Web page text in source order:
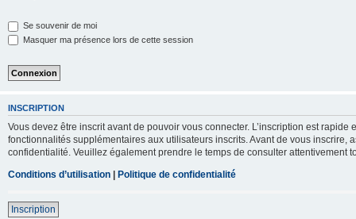
Se souvenir de moi
Masquer ma présence lors de cette session
INSCRIPTION
Vous devez être inscrit avant de pouvoir vous connecter. L’inscription est
fonctionnalités supplémentaires aux utilisateurs inscrits. Avant de vous inscrire,
confidentialité. Veuillez également prendre le temps de consulter attentivement
Conditions d’utilisation | Politique de confidentialité
Inscription